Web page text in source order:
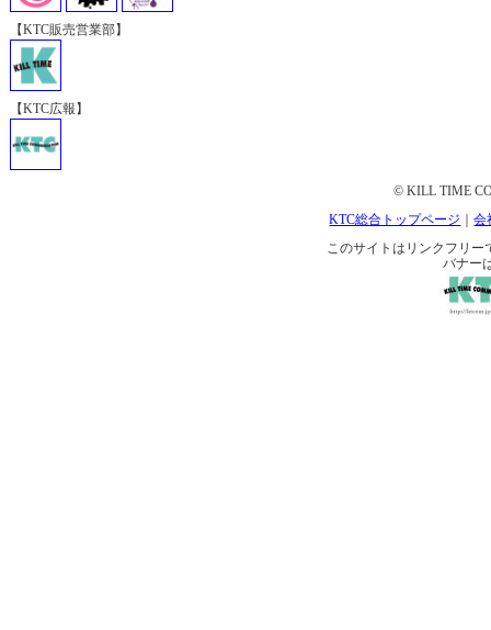
【KTC販売営業部】
【KTC広報】
© KILL TIME
KTC総合トップページ
｜会
このサイトはリンクフリー
バナー